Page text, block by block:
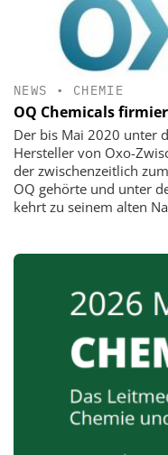
NEWS • CHEMIE
OQ Chemicals
Der bis Mai 2020 unter
Hersteller von Oxo-
der zwischenzeitlich
OQ gehörte und unter
kehrt zu seinem alten